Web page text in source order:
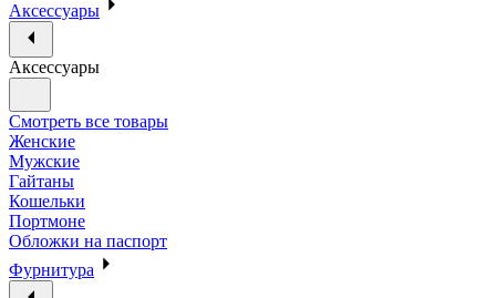
Аксессуары
Аксессуары
Смотреть все товары
Женские
Мужские
Гайтаны
Кошельки
Портмоне
Обложки на паспорт
Фурнитура